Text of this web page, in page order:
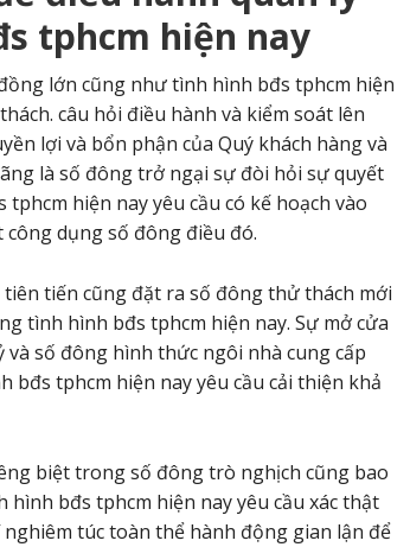
tphcm hiện nay
lớn cũng như tình hình bđs tphcm hiện
câu hỏi điều hành và kiểm soát lên
lợi và bổn phận của Quý khách hàng và
là số đông trở ngại sự đòi hỏi sự quyết
hiện nay yêu cầu có kế hoạch vào
dụng số đông điều đó.
tiến cũng đặt ra số đông thử thách mới
tình hình bđs tphcm hiện nay. Sự mở cửa
số đông hình thức ngôi nhà cung cấp
tphcm hiện nay yêu cầu cải thiện khả
biệt trong số đông trò nghịch cũng bao
bđs tphcm hiện nay yêu cầu xác thật
túc toàn thể hành động gian lận để